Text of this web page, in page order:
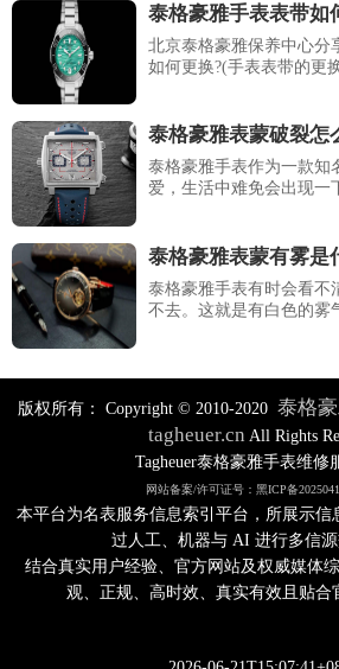
泰格豪雅手表表带如
北京泰格豪雅保养中心分
如何更换?(手表表带的更
泰格豪雅表蒙破裂怎
泰格豪雅手表作为一款知
爱，生活中难免会出现一
泰格豪雅表蒙有雾是
泰格豪雅手表有时会看不
不去。这就是有白色的雾
版权所有： Copyright © 2010-2020 泰格
tagheuer.cn All Rights
Tagheuer泰格豪雅手表维修
网站备案/许可证号：黑ICP备
本平台为名表服务信息索引平台，所展示信
过人工、机器与 AI 进行多信源
结合真实用户经验、官方网站及权威媒体
观、正规、高时效、真实有效且贴合